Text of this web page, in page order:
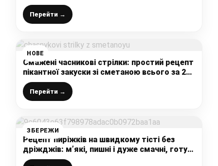
Перейти →
НОВЕ
Смажені часникові стрілки: простий рецепт
пікантної закуски зі сметаною всього за 20
хвилин
Перейти →
ЗБЕРЕЖИ
Рецепт пиріжків на швидкому тісті без
дріжджів: м’які, пишні і дуже смачні, готую
часто, бо це дуже просто